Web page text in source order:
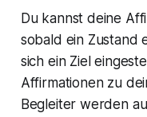
Du kannst deine
sobald ein Zustand
sich ein Ziel
Affirmationen zu
Begleiter werden